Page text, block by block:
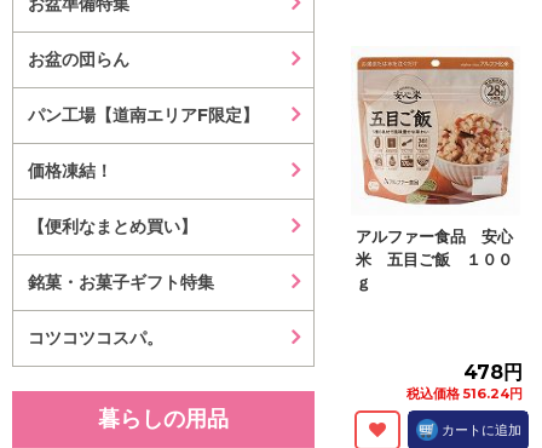
お盆の団らん
パン工場【道南エリアF限定】
価格凍結！
【便利なまとめ買い】
銘菓・お菓子ギフト特集
コツコツコスパ。
暮らしの用品
アルファー食品 安心
米 五目ご飯 １００
ｇ
478円
税込価格 516.24円
カートに追加